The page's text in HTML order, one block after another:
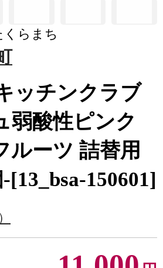
くらまち
ッチンクラブ
弱酸性ピンク
ルーツ 詰替用
[13_bsa-150601]